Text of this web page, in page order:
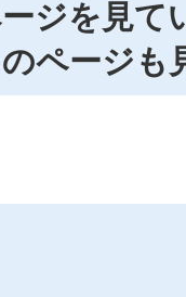
ジを見て
ページも